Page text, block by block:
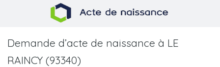
Demande d’acte de naissance à LE
RAINCY (93340)